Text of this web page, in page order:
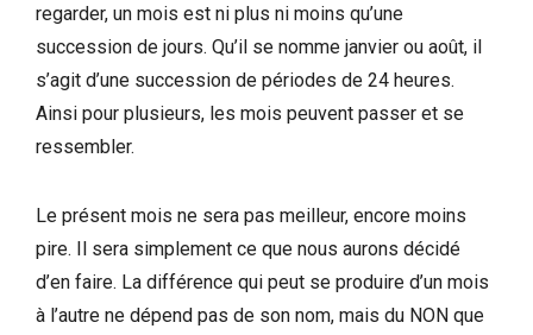
regarder, un mois est ni plus ni moins qu’une
succession de jours. Qu’il se nomme janvier ou août, il
s’agit d’une succession de périodes de 24 heures.
Ainsi pour plusieurs, les mois peuvent passer et se
ressembler.
Le présent mois ne sera pas meilleur, encore moins
pire. Il sera simplement ce que nous aurons décidé
d’en faire. La différence qui peut se produire d’un mois
à l’autre ne dépend pas de son nom, mais du NON que